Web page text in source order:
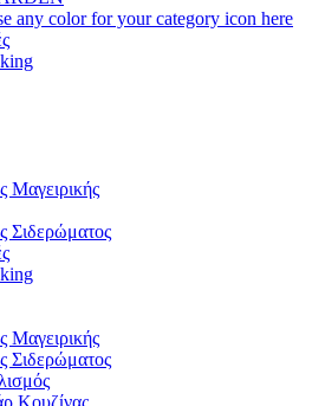
any color for your category icon here
Μαγειρικής
Σιδερώματος
Μαγειρικής
Σιδερώματος
Κουζίνας